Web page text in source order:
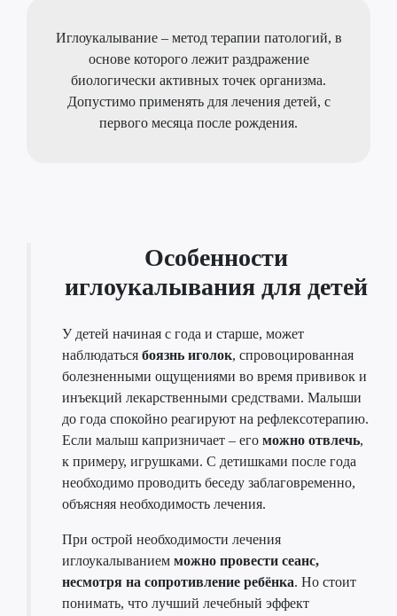
Иглоукалывание – метод терапии патологий, в
основе которого лежит раздражение
биологически активных точек организма.
Допустимо применять для лечения детей, с
первого месяца после рождения.
Особенности
иглоукалывания для детей
У детей начиная с года и старше, может
наблюдаться боязнь иголок, спровоцированная
болезненными ощущениями во время прививок и
инъекций лекарственными средствами. Малыши
до года спокойно реагируют на рефлексотерапию.
Если малыш капризничает – его можно отвлечь,
к примеру, игрушками. С детишками после года
необходимо проводить беседу заблаговременно,
объясняя необходимость лечения.
При острой необходимости лечения
иглоукалыванием можно провести сеанс,
несмотря на сопротивление ребёнка. Но стоит
понимать, что лучший лечебный эффект